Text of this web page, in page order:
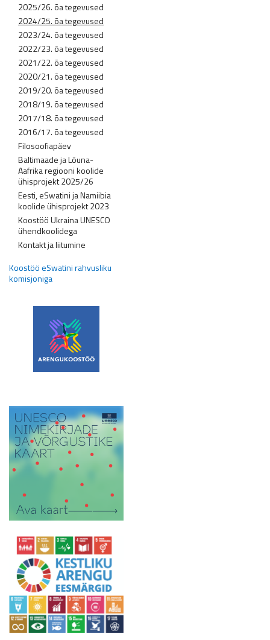
2025/26. õa tegevused
2024/25. õa tegevused
2023/24. õa tegevused
2022/23. õa tegevused
2021/22. õa tegevused
2020/21. õa tegevused
2019/20. õa tegevused
2018/19. õa tegevused
2017/18. õa tegevused
2016/17. õa tegevused
Filosoofiapäev
Baltimaade ja Lõuna-
Aafrika regiooni koolide
ühisprojekt 2025/26
Eesti, eSwatini ja Namiibia
koolide ühisprojekt 2023
Koostöö Ukraina UNESCO
ühendkoolidega
Kontakt ja liitumine
Koostöö eSwatini rahvusliku
komisjoniga